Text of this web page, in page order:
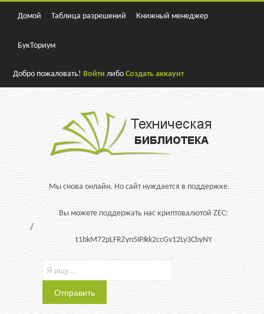
Домой Таблица разрешений Книжный менеджер
БукТориум
Добро пожаловать!Войти либоСоздать аккаунт
Мы снова онлайн. Но сайт нуждается в поддержке.
Вы можете поддержать нас криптовалютой ZEC:
t1bkM72pLFRZyn5iPJkk2ccGv12Ly3CbyNY